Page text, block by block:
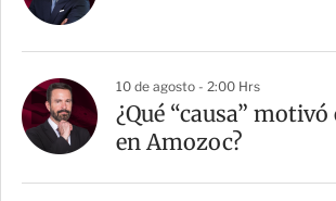
10 de agosto - 2:00 Hrs
¿Qué “causa”
en Amozoc?